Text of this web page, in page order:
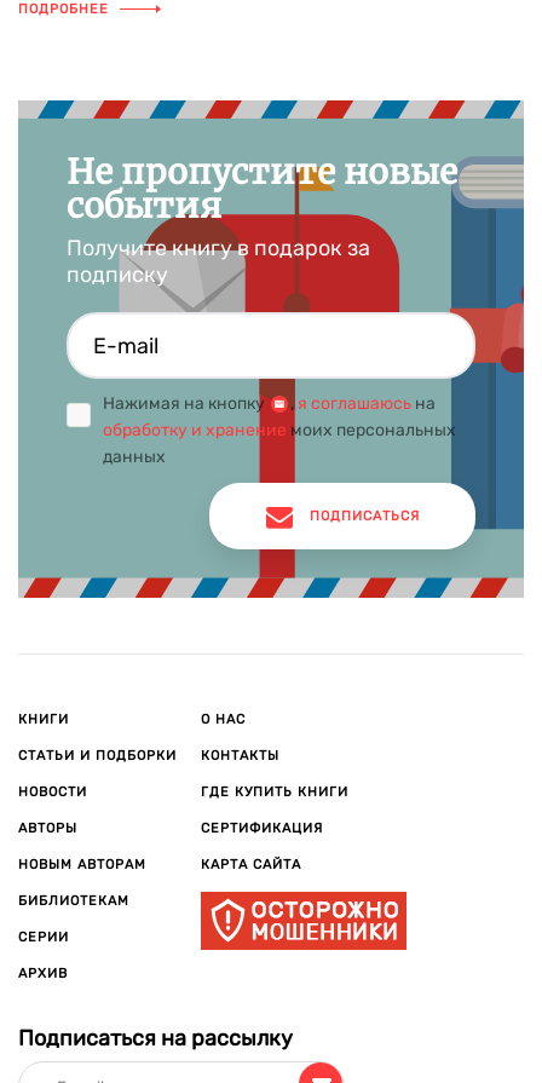
ПОДРОБНЕЕ
Не пропустите новые
события
Получите книгу в подарок за
подписку
Нажимая на кнопку , я соглашаюсь на
обработку и хранение моих персональных
данных
ПОДПИСАТЬСЯ
КНИГИ
СТАТЬИ И ПОДБОРКИ
НОВОСТИ
АВТОРЫ
НОВЫМ АВТОРАМ
БИБЛИОТЕКАМ
СЕРИИ
АРХИВ
О НАС
КОНТАКТЫ
ГДЕ КУПИТЬ КНИГИ
СЕРТИФИКАЦИЯ
КАРТА САЙТА
Подписаться на рассылку